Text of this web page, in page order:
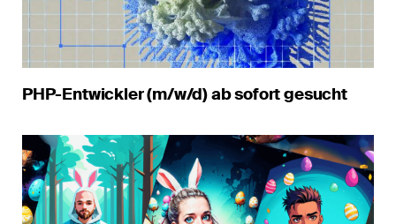
PHP-Entwickler (m/w/d) ab sofort gesucht